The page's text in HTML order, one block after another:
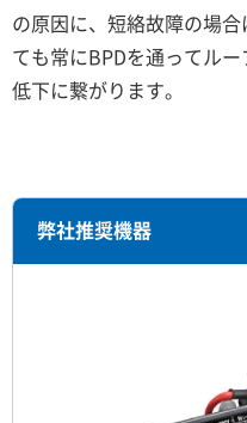
の原因に、短絡故障の場
ても常にBPDを通ってル
低下に繋がります。
弊社推奨機器